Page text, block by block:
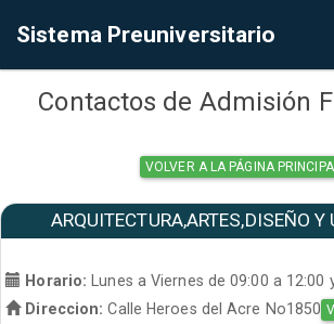
Sistema Preuniversitario
Contactos de Admisión
VOLVER A LA PÁGINA
ARQUITECTURA,ARTES,DISEÑO Y
Horario:
Lunes a Viernes de 09:00 a 12:00
Direccion: Calle Heroes del Acre No1850